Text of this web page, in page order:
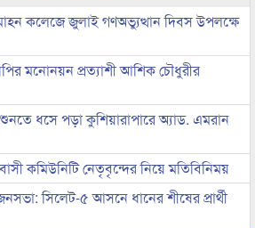
কলেজে জুলাই গণঅভ্যুত্থান দিবস উপলক্ষে
মনোনয়ন প্রত্যাশী আশিক চৌধুরীর
শুনতে ধসে পড়া কুশিয়ারাপারে অ্যাড. এমরান
কমিউনিটি নেতৃবৃন্দের নিয়ে মতিবিনিময়
সিলেট-৫ আসনে ধানের শীষের প্রার্থী